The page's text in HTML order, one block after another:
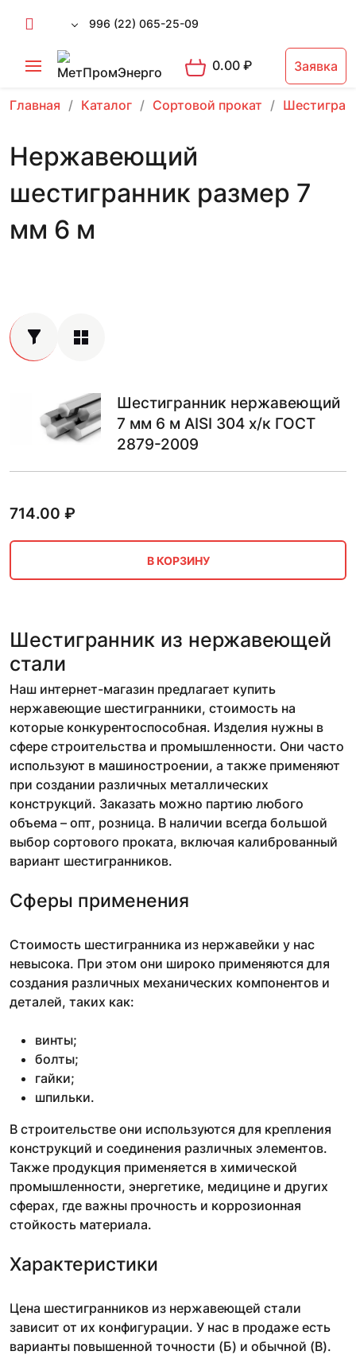
996 (22) 065-25-09
0.00₽ Заявка
Главная Каталог Сортовой прокат
Нержавеющий
шестигранник размер 7
мм 6 м
Шестигранник нержавеющий
7 мм 6 м AISI 304 х/к ГОСТ
2879-2009
714.00 ₽
В КОРЗИНУ
Шестигранник из нержавеющей
стали
Наш интернет-магазин предлагает купить
нержавеющие шестигранники, стоимость на
которые конкурентоспособная. Изделия нужны в
сфере строительства и промышленности. Они часто
используют в машиностроении, а также применяют
при создании различных металлических
конструкций. Заказать можно партию любого
объема – опт, розница. В наличии всегда большой
выбор сортового проката, включая калиброванный
вариант шестигранников.
Сферы применения
Стоимость шестигранника из нержавейки у нас
невысока. При этом они широко применяются для
создания различных механических компонентов и
деталей, таких как:
винты;
болты;
гайки;
шпильки.
В строительстве они используются для крепления
конструкций и соединения различных элементов.
Также продукция применяется в химической
промышленности, энергетике, медицине и других
сферах, где важны прочность и коррозионная
стойкость материала.
Характеристики
Цена шестигранников из нержавеющей стали
зависит от их конфигурации. У нас в продаже есть
варианты повышенной точности (Б) и обычной (В).